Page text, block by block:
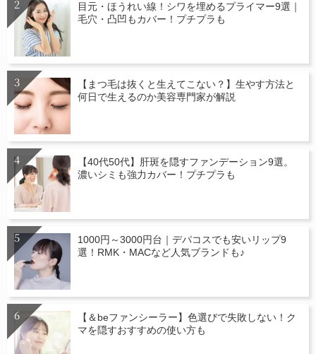
目元・ほうれい線！シワを埋めるプライマー9選｜
毛穴・凸凹もカバー！プチプラも
【まつ毛は抜くと生えてこない？】生やす方法と
何日で生えるのか美容専門家が解説
【40代50代】肝斑を隠すファンデーション9選。
濃いシミも強力カバー！プチプラも
1000円～3000円台｜デパコスでも安いリップ9
選！RMK・MACなど人気ブランドも♪
【＆beファンシーラー】色選びで失敗しない！ク
マを隠すおすすめの使い方も